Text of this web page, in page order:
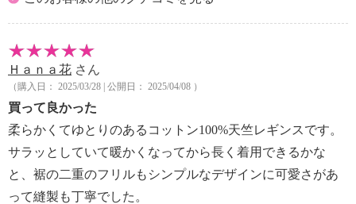
Ｈａｎａ花 さん
（購入日： 2025/03/28 | 公開日： 2025/04/08 ）
買って良かった
柔らかくてゆとりのあるコットン100%天竺レギンスです。
サラッとしていて暖かくなってから長く着用できるかな
と、裾の二重のフリルもシンプルなデザインに可愛さがあ
って縫製も丁寧でした。